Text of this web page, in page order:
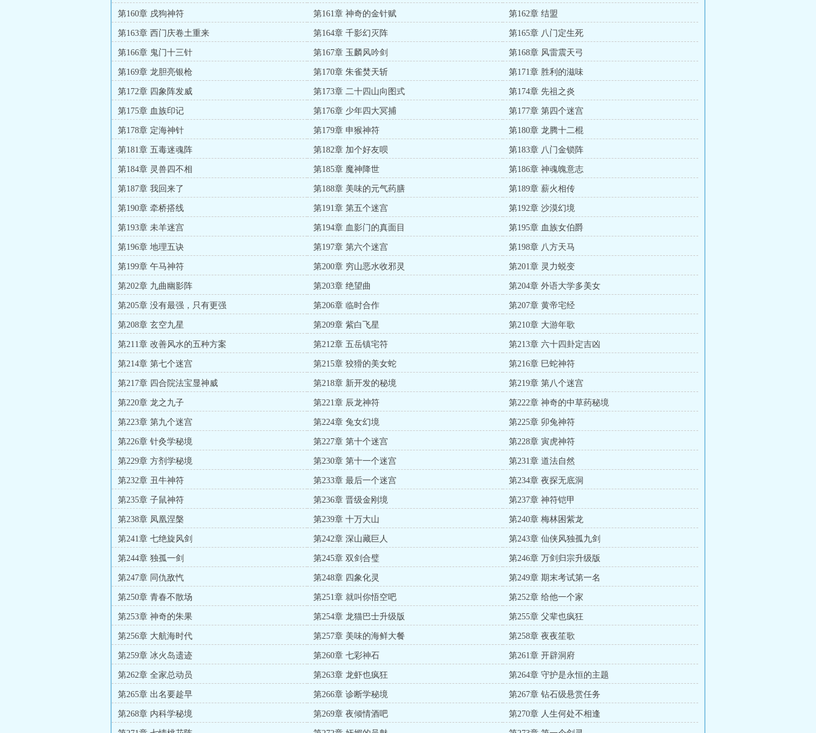
第160章 戌狗神符 第161章 神奇的金针赋 第162章 结盟
第163章 西门庆卷土重来 第164章 千影幻灭阵 第165章 八门定生死
第166章 鬼门十三针 第167章 玉麟风吟剑 第168章 风雷震天弓
第169章 龙胆亮银枪 第170章 朱雀焚天斩 第171章 胜利的滋味
第172章 四象阵发威 第173章 二十四山向图式 第174章 先祖之炎
第175章 血族印记 第176章 少年四大冥捕 第177章 第四个迷宫
第178章 定海神针 第179章 申猴神符 第180章 龙腾十二棍
第181章 五毒迷魂阵 第182章 加个好友呗 第183章 八门金锁阵
第184章 灵兽四不相 第185章 魔神降世 第186章 神魂魄意志
第187章 我回来了 第188章 美味的元气药膳 第189章 薪火相传
第190章 牵桥搭线 第191章 第五个迷宫 第192章 沙漠幻境
第193章 未羊迷宫 第194章 血影门的真面目 第195章 血族女伯爵
第196章 地理五诀 第197章 第六个迷宫 第198章 八方天马
第199章 午马神符 第200章 穷山恶水收邪灵 第201章 灵力蜕变
第202章 九曲幽影阵 第203章 绝望曲 第204章 外语大学多美女
第205章 没有最强，只有更强 第206章 临时合作 第207章 黄帝宅经
第208章 玄空九星 第209章 紫白飞星 第210章 大游年歌
第211章 改善风水的五种方案 第212章 五岳镇宅符 第213章 六十四卦定吉凶
第214章 第七个迷宫 第215章 狡猾的美女蛇 第216章 巳蛇神符
第217章 四合院法宝显神威 第218章 新开发的秘境 第219章 第八个迷宫
第220章 龙之九子 第221章 辰龙神符 第222章 神奇的中草药秘境
第223章 第九个迷宫 第224章 兔女幻境 第225章 卯兔神符
第226章 针灸学秘境 第227章 第十个迷宫 第228章 寅虎神符
第229章 方剂学秘境 第230章 第十一个迷宫 第231章 道法自然
第232章 丑牛神符 第233章 最后一个迷宫 第234章 夜探无底洞
第235章 子鼠神符 第236章 晋级金刚境 第237章 神符铠甲
第238章 凤凰涅槃 第239章 十万大山 第240章 梅林困紫龙
第241章 七绝旋风剑 第242章 深山藏巨人 第243章 仙侠风独孤九剑
第244章 独孤一剑 第245章 双剑合璧 第246章 万剑归宗升级版
第247章 同仇敌忾 第248章 四象化灵 第249章 期末考试第一名
第250章 青春不散场 第251章 就叫你悟空吧 第252章 给他一个家
第253章 神奇的朱果 第254章 龙猫巴士升级版 第255章 父辈也疯狂
第256章 大航海时代 第257章 美味的海鲜大餐 第258章 夜夜笙歌
第259章 冰火岛遗迹 第260章 七彩神石 第261章 开辟洞府
第262章 全家总动员 第263章 龙虾也疯狂 第264章 守护是永恒的主题
第265章 出名要趁早 第266章 诊断学秘境 第267章 钻石级悬赏任务
第268章 内科学秘境 第269章 夜倾情酒吧 第270章 人生何处不相逢